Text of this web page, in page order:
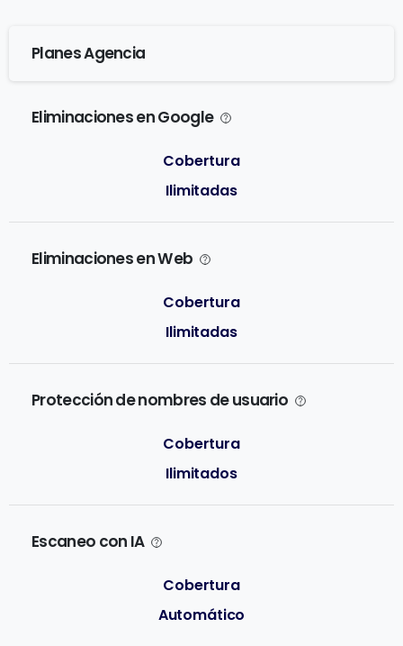
Planes Agencia
Eliminaciones en Google
Ilimitadas
Eliminaciones en Web
Ilimitadas
Protección de nombres de usuario
Ilimitados
Escaneo con IA
Automático